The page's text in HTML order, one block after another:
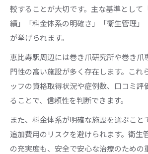
較することが大切です。主な基準として
績」「料金体系の明確さ」「衛生管理」
が挙げられます。
恵比寿駅周辺には巻き爪研究所や巻き爪
門性の高い施設が多く存在します。これ
ッフの資格取得状況や症例数、口コミ評
ることで、信頼性を判断できます。
また、料金体系が明確な施設を選ぶこと
追加費用のリスクを避けられます。衛生
の充実度も、安全で安心な治療のための